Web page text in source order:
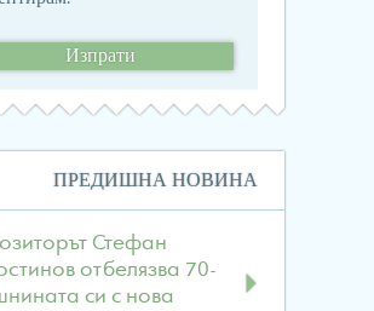
ПРЕДИШНА НОВИНА
Стефан
отбелязва 70-
си с нова